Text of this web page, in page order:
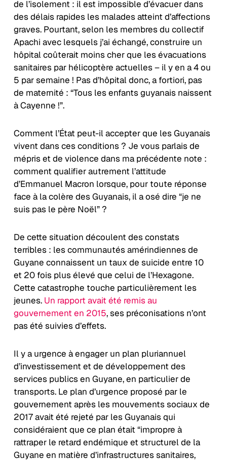
de l’isolement : il est impossible d’évacuer dans
des délais rapides les malades atteint d’affections
graves. Pourtant, selon les membres du collectif
Apachi avec lesquels j’ai échangé, construire un
hôpital coûterait moins cher que les évacuations
sanitaires par hélicoptère actuelles – il y en a 4 ou
5 par semaine ! Pas d’hôpital donc, a fortiori, pas
de maternité : “Tous les enfants guyanais naissent
à Cayenne !”.
Comment l’État peut-il accepter que les Guyanais
vivent dans ces conditions ? Je vous parlais de
mépris et de violence dans ma précédente note :
comment qualifier autrement l’attitude
d’Emmanuel Macron lorsque, pour toute réponse
face à la colère des Guyanais, il a osé dire “je ne
suis pas le père Noël” ?
De cette situation découlent des constats
terribles : les communautés amérindiennes de
Guyane connaissent un taux de suicide entre 10
et 20 fois plus élevé que celui de l’Hexagone.
Cette catastrophe touche particulièrement les
jeunes. Un rapport avait été remis au
gouvernement en 2015, ses préconisations n’ont
pas été suivies d’effets.
Il y a urgence à engager un plan pluriannuel
d’investissement et de développement des
services publics en Guyane, en particulier de
transports. Le plan d’urgence proposé par le
gouvernement après les mouvements sociaux de
2017 avait été rejeté par les Guyanais qui
considéraient que ce plan était “impropre à
rattraper le retard endémique et structurel de la
Guyane en matière d’infrastructures sanitaires,